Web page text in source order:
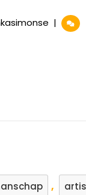
Kunst
|
,